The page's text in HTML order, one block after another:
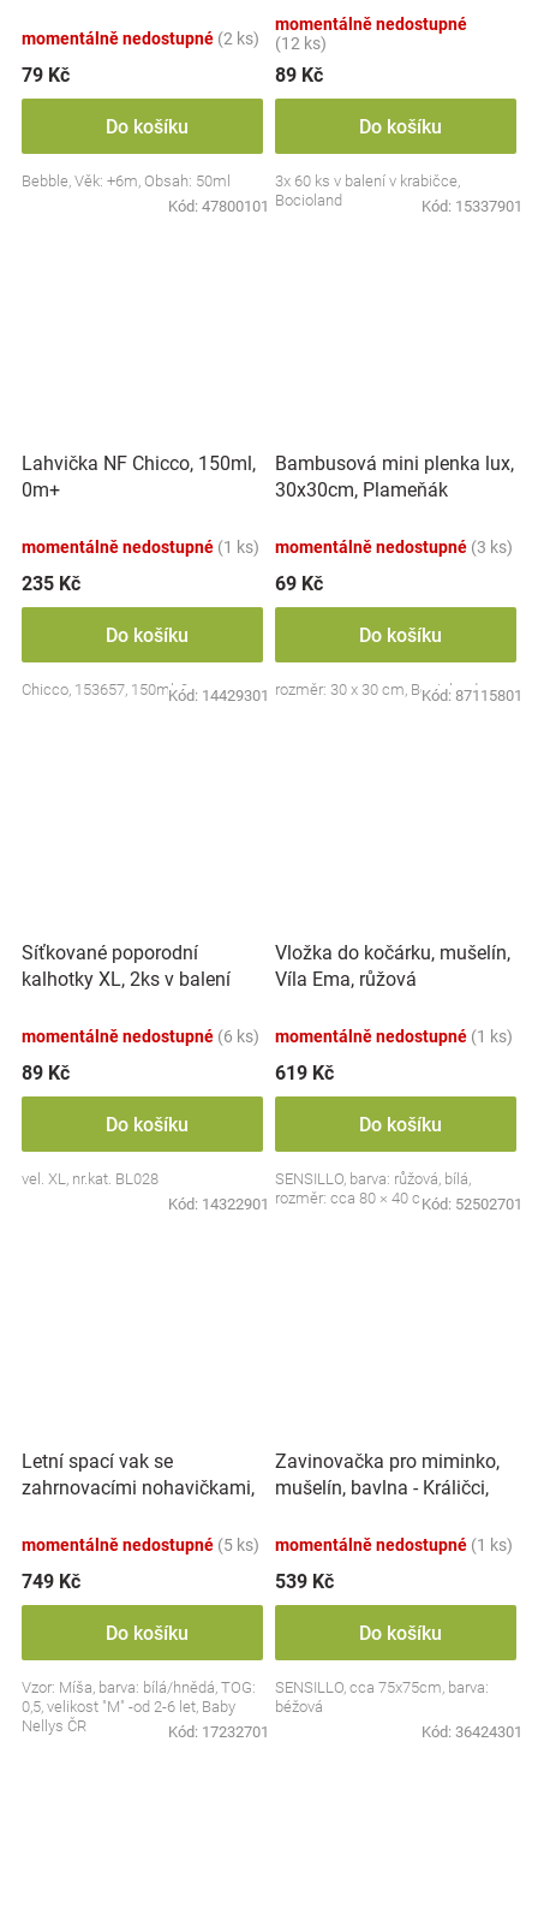
momentálně nedostupné (2 ks)
79 Kč
Do košíku
Bebble, Věk: +6m, Obsah: 50ml
Kód: 47800101
momentálně nedostupné
(12 ks)
89 Kč
Do košíku
3x 60 ks v balení v krabičce,
Bocioland
Kód: 15337901
Lahvička NF Chicco, 150ml,
0m+
momentálně nedostupné (1 ks)
235 Kč
Do košíku
Chicco, 153657, 150ml, 0m+
Kód: 14429301
Bambusová mini plenka lux,
30x30cm, Plameňák
momentálně nedostupné (3 ks)
69 Kč
Do košíku
rozměr: 30 x 30 cm, Bocioland
Kód: 87115801
Síťkované poporodní
kalhotky XL, 2ks v balení
momentálně nedostupné (6 ks)
89 Kč
Do košíku
vel. XL, nr.kat. BL028
Kód: 14322901
Vložka do kočárku, mušelín,
Víla Ema, růžová
momentálně nedostupné (1 ks)
619 Kč
Do košíku
SENSILLO, barva: růžová, bílá,
rozměr: cca 80 × 40 cmKód: 52502701
Letní spací vak se
zahrnovacími nohavičkami,
potiskem, M
momentálně nedostupné (5 ks)
749 Kč
Do košíku
Vzor: Míša, barva: bílá/hnědá, TOG:
0,5, velikost "M" -od 2-6 let, Baby
Nellys ČR
Kód: 17232701
Zavinovačka pro miminko,
mušelín, bavlna - Králičci,
momentálně nedostupné (1 ks)
539 Kč
Do košíku
SENSILLO, cca 75x75cm, barva:
béžová
Kód: 36424301